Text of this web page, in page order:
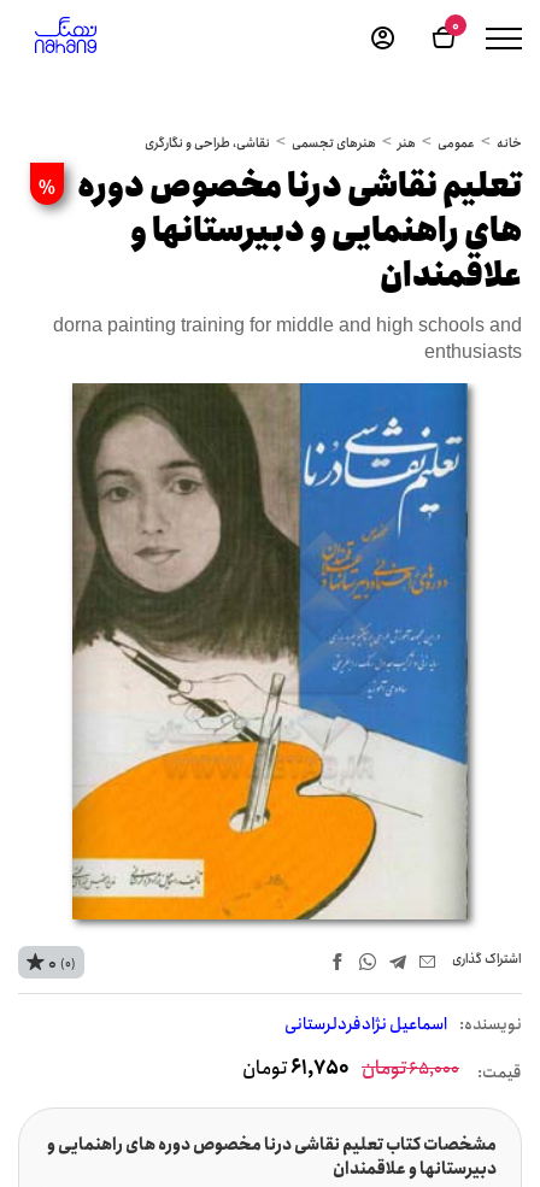
0
خانه عمومی هنر هنرهای تجسمی نقاشی، طراحی و نگارگری
%
تعلیم نقاشی درنا مخصوص دوره
های راهنمایی و دبیرستانها و
علاقمندان
dorna painting training for middle and high schools and
enthusiasts
اشتراک‌ گذاری
نويسنده: اسماعیل نژادفردلرستانی
0 (0)
قیمت: 65,000تومان 61,750تومان
مشخصات کتاب تعلیم نقاشی درنا مخصوص دوره های راهنمایی و
دبیرستانها و علاقمندان